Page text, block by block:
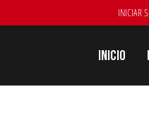
INICIAR
Inicio